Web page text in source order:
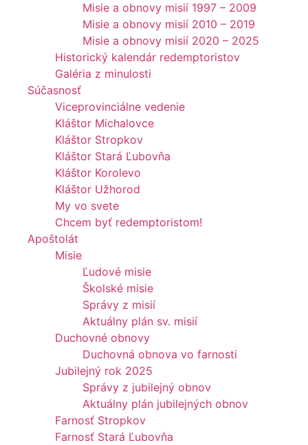
Misie a obnovy misií 1997 – 2009
Misie a obnovy misií 2010 – 2019
Misie a obnovy misií 2020 – 2025
Historický kalendár redemptoristov
Galéria z minulosti
Súčasnosť
Viceprovinciálne vedenie
Kláštor Michalovce
Kláštor Stropkov
Kláštor Stará Ľubovňa
Kláštor Korolevo
Kláštor Užhorod
My vo svete
Chcem byť redemptoristom!
Apoštolát
Misie
Ľudové misie
Školské misie
Správy z misií
Aktuálny plán sv. misií
Duchovné obnovy
Duchovná obnova vo farnosti
Jubilejný rok 2025
Správy z jubilejný obnov
Aktuálny plán jubilejných obnov
Farnosť Stropkov
Farnosť Stará Ľubovňa